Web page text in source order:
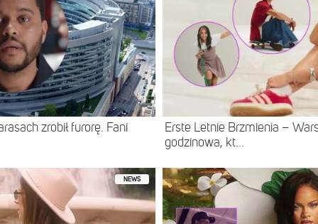
zrobił furorę. Fani
Erste Letnie Brzmienia –
godzinowa, kt...
NEWS